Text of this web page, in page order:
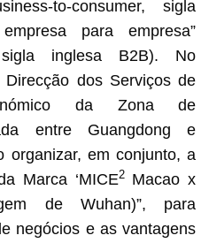
to-consumer, sigla
para empresa”
sigla inglesa B2B). No
dos Serviços de
da Zona de
entre Guangdong e
organizar, em conjunto, a
Marca ‘MICE2Macao x
de Wuhan)”, para
negócios e as vantagens